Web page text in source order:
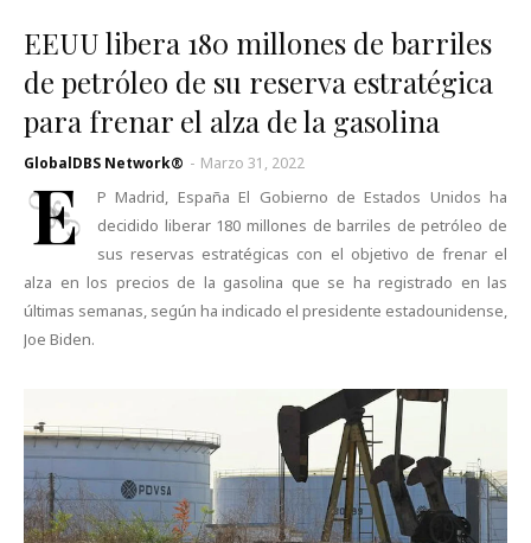
EEUU libera 180 millones de barriles
de petróleo de su reserva estratégica
para frenar el alza de la gasolina
GlobalDBS Network® - Marzo 31, 2022
E
P Madrid, España El Gobierno de Estados Unidos ha
decidido liberar 180 millones de barriles de petróleo de
sus reservas estratégicas con el objetivo de frenar el
alza en los precios de la gasolina que se ha registrado en las
últimas semanas, según ha indicado el presidente estadounidense,
Joe Biden.